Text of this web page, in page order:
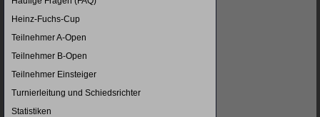
Heinz-Fuchs-Cup
Teilnehmer A-Open
Teilnehmer B-Open
Teilnehmer Einsteiger
Turnierleitung und Schiedsrichter
Statistiken